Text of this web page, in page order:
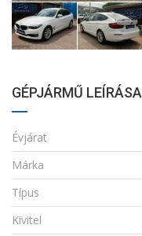
GÉPJÁRMŰ LEÍRÁSA
Évjárat
Márka
Típus
Kivitel